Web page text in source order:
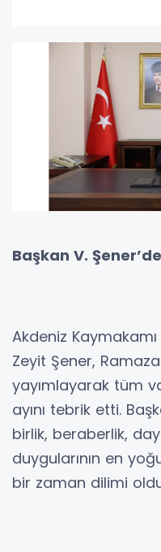
Başkan V.
Akdeniz
Zeyit Şener,
yayımlayarak tüm
ayını tebrik etti.
birlik, beraberlik,
duygularının en
bir zaman dilimi